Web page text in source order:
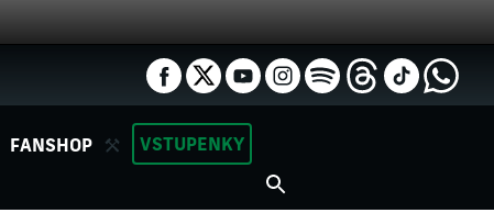
FANSHOP VSTUPENKY